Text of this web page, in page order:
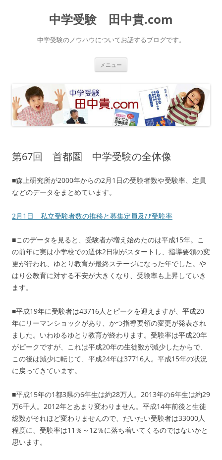
中学受験 田中貴.com
中学受験のノウハウについてお話するブログです。
メニュー
ス
キ
ッ
プ
第67回 首都圏 中学受験の全体像
■森上研究所が2000年からの2月1日の受験者数や受験率、定員
などのデータをまとめています。
2月1日 私立受験者数の推移と募集定員及び受験率
■このデータを見ると、受験者が増え始めたのは平成15年。こ
の前年に実は小学校での週休2日制がスタートし、指導要領の変
更が行われ、ゆとり教育が最終ステージになった年でした。や
はり公教育に対する不安が大きくなり、受験率も上昇していき
ます。
■平成19年に受験者は43716人とピークを迎えますが、平成20
年にリーマンショックがあり、かつ指導要領の変更が発表され
ました。いわゆるゆとり教育が終わります。受験率は平成20年
がピークですが、これは平成20年の生徒数が減少したからで、
この後は減少に転じて、平成24年は37716人。平成15年の状況
に戻ってきています。
■平成15年の1都3県の6年生は約28万人。2013年の6年生は約29
万6千人。2012年とあまり変わりません。平成14年前後と生徒
総数がそれほど変わりませんので、だいたい受験者は33000人
程度に、受験率は11％～12％に落ち着いてくるのではないかと
思います。